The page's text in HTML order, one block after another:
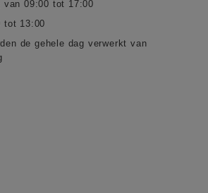
09:00 tot 17:00
tot 13:00
de gehele dag verwerkt van